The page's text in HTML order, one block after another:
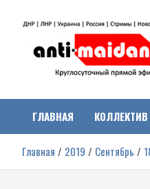
Украине
о гражданской войне на
ДНР, ЛНР и других регионах.
ГЛАВНАЯ КОЛЛЕКТИВ
Главная 2019 Сентябрь